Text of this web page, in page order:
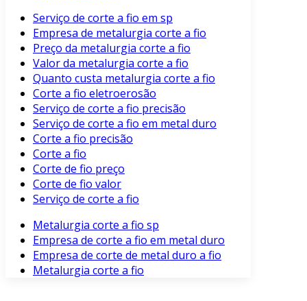
Serviço de corte a fio em sp
Empresa de metalurgia corte a fio
Preço da metalurgia corte a fio
Valor da metalurgia corte a fio
Quanto custa metalurgia corte a fio
Corte a fio eletroerosão
Serviço de corte a fio precisão
Serviço de corte a fio em metal duro
Corte a fio precisão
Corte a fio
Corte de fio preço
Corte de fio valor
Serviço de corte a fio
Metalurgia corte a fio sp
Empresa de corte a fio em metal duro
Empresa de corte de metal duro a fio
Metalurgia corte a fio